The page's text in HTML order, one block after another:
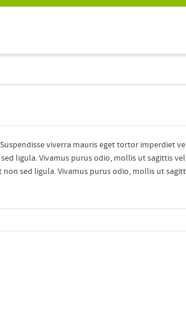
viverra mauris eget tortor imperdiet
ligula. Vivamus purus odio, mollis ut sagittis
sed ligula. Vivamus purus odio, mollis ut